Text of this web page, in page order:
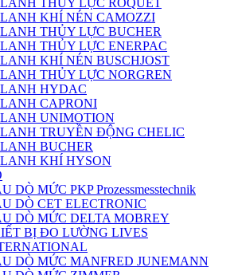
THỦY LỰC ROQUET
KHÍ NÉN CAMOZZI
THỦY LỰC BUCHER
THỦY LỰC ENERPAC
KHÍ NÉN BUSCHJOST
THỦY LỰC NORGREN
HYDAC
CAPRONI
UNIMOTION
TRUYỀN ĐỘNG CHELIC
BUCHER
KHÍ HYSON
DÒ MỨC PKP Prozessmesstechnik
DÒ CET ELECTRONIC
DÒ MỨC DELTA MOBREY
BỊ ĐO LƯỜNG LIVES
DÒ MỨC MANFRED JUNEMANN